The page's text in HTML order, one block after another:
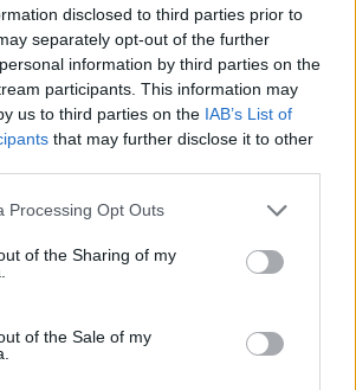
disclosed to third parties prior to
separately opt-out of the further
information by third parties on the
participants. This information may
us to third parties on the IAB’s List of
that may further disclose it to other
Processing Opt Outs
of the Sharing of my
of the Sale of my
ADV